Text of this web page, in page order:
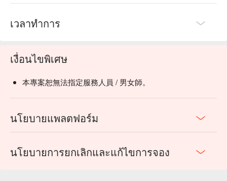
เวลาทำการ
เงื่อนไขพิเศษ
本專案恕無法指定服務人員 / 男女師。
นโยบายแพลตฟอร์ม
นโยบายการยกเลิกและแก้ไขการจอง